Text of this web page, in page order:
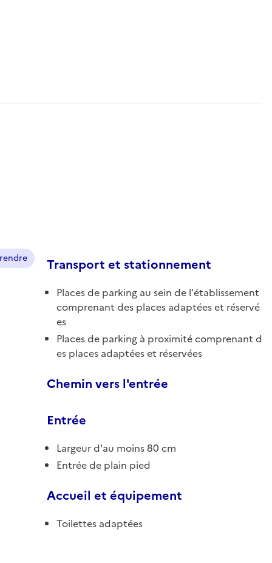
Transport et stationnement
Places de parking au sein de l'établissement
comprenant des places adaptées et réservé
es
Places de parking à proximité comprenant d
es places adaptées et réservées
Chemin vers l'entrée
Entrée
Largeur d'au moins 80 cm
Entrée de plain pied
Accueil et équipement
Toilettes adaptées